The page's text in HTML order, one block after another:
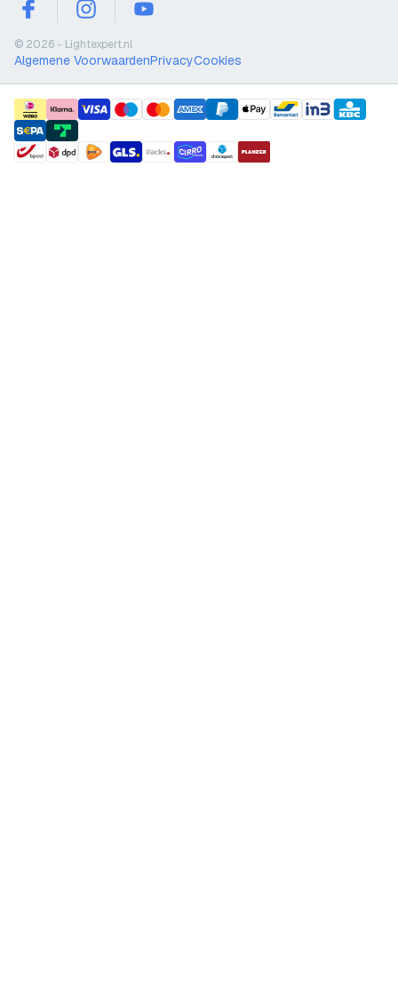
facebookinstagramyoutube
© 2026 - Lightexpert.nl
Algemene VoorwaardenPrivacyCookies
payment methods
shipment methods